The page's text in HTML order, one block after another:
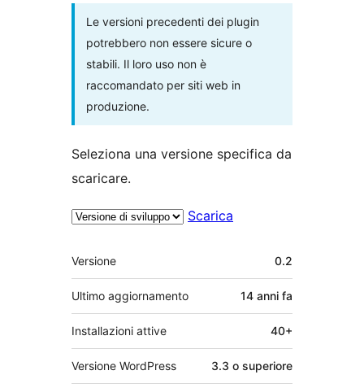
Le versioni precedenti dei plugin
potrebbero non essere sicure o
stabili. Il loro uso non è
raccomandato per siti web in
produzione.
Seleziona una versione specifica da
scaricare.
Scarica
Meta
Versione 0.2
Ultimo aggiornamento 14 anni fa
Installazioni attive 40+
Versione WordPress 3.3 o superiore